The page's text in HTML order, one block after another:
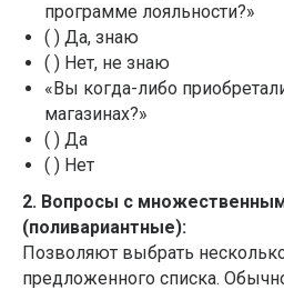
программе лояльности?»
( ) Да, знаю
( ) Нет, не знаю
«Вы когда-либо
магазинах?»
( ) Да
( ) Нет
2. Вопросы с
(поливариантные):
Позволяют выбрать
предложенного списка.